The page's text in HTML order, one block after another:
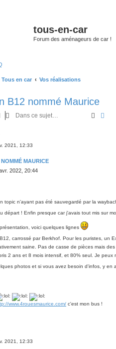
tous-en-car
Forum des aménageurs de car !
Tous en car Vos réalisations
B12 nommé Maurice
2021, 12:33
MAURICE
2022, 20:44
topic n'ayant pas été sauvegardé par la
départ ! Enfin presque car j'avais tout mis sur
voici quelques lignes
carrossé par Berkhof. Pour les puristes, un
saine. Pas de casse de pièces mais
2 ans et 8 mois intensif, et 80% seul. Je
photos et si vous avez besoin d'infos, y en
www.4rouesmaurice.com/ c'est mon bus !
2021, 12:33